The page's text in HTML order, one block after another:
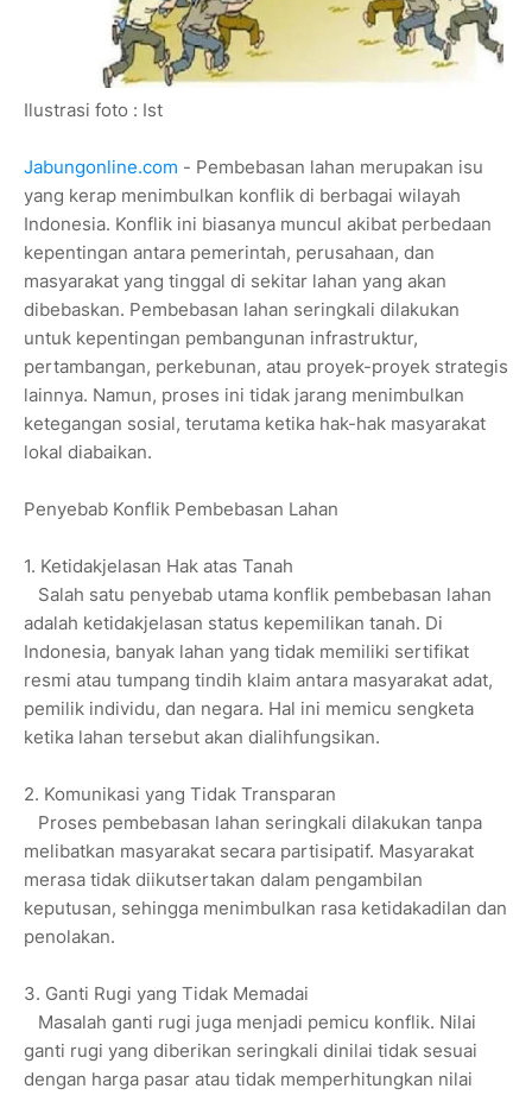
Ilustrasi foto : Ist
Jabungonline.com - Pembebasan lahan merupakan isu
yang kerap menimbulkan konflik di berbagai wilayah
Indonesia. Konflik ini biasanya muncul akibat perbedaan
kepentingan antara pemerintah, perusahaan, dan
masyarakat yang tinggal di sekitar lahan yang akan
dibebaskan. Pembebasan lahan seringkali dilakukan
untuk kepentingan pembangunan infrastruktur,
pertambangan, perkebunan, atau proyek-proyek strategis
lainnya. Namun, proses ini tidak jarang menimbulkan
ketegangan sosial, terutama ketika hak-hak masyarakat
lokal diabaikan.
Penyebab Konflik Pembebasan Lahan
1. Ketidakjelasan Hak atas Tanah
Salah satu penyebab utama konflik pembebasan lahan
adalah ketidakjelasan status kepemilikan tanah. Di
Indonesia, banyak lahan yang tidak memiliki sertifikat
resmi atau tumpang tindih klaim antara masyarakat adat,
pemilik individu, dan negara. Hal ini memicu sengketa
ketika lahan tersebut akan dialihfungsikan.
2. Komunikasi yang Tidak Transparan
Proses pembebasan lahan seringkali dilakukan tanpa
melibatkan masyarakat secara partisipatif. Masyarakat
merasa tidak diikutsertakan dalam pengambilan
keputusan, sehingga menimbulkan rasa ketidakadilan dan
penolakan.
3. Ganti Rugi yang Tidak Memadai
Masalah ganti rugi juga menjadi pemicu konflik. Nilai
ganti rugi yang diberikan seringkali dinilai tidak sesuai
dengan harga pasar atau tidak memperhitungkan nilai